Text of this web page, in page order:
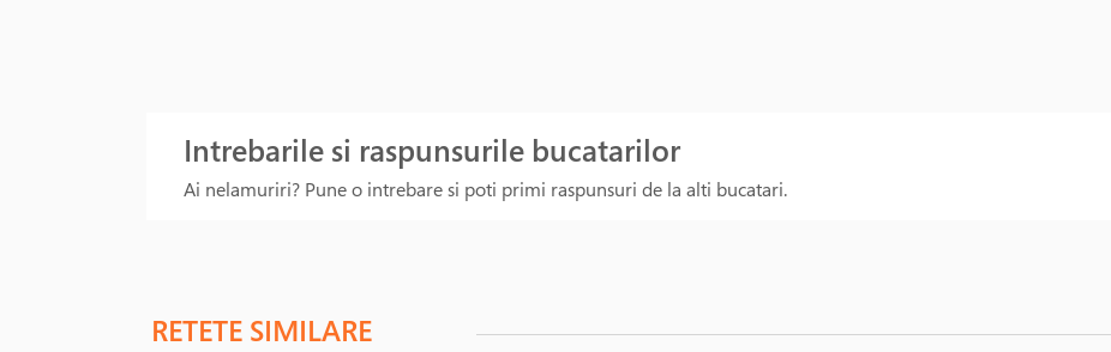
Intrebarile si raspunsurile bucatarilor
Ai nelamuriri? Pune o intrebare si poti primi raspunsuri de la alti bucatari.
RETETE SIMILARE